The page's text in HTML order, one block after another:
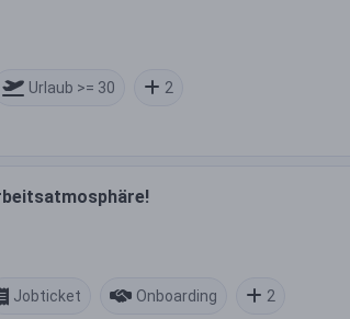
Urlaub >= 30 2
Jobticket Onboarding 2